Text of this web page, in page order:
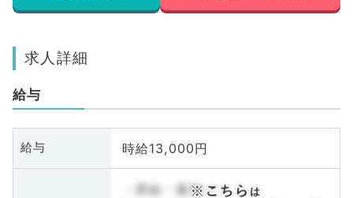
求人詳細
給与
給与 時給13,000円
・昇給・賞与